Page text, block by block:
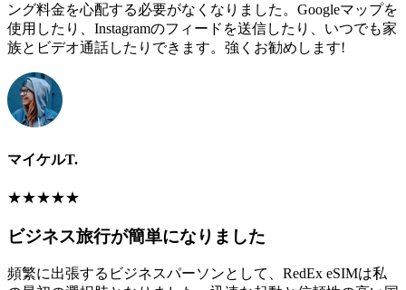
ング料金を心配する必要がなくなりました。Googleマップを
使用したり、Instagramのフィードを送信したり、いつでも家
族とビデオ通話したりできます。強くお勧めします!
マイケルT.
★★★★★
ビジネス旅行が簡単になりました
頻繁に出張するビジネスパーソンとして、RedEx eSIMは私